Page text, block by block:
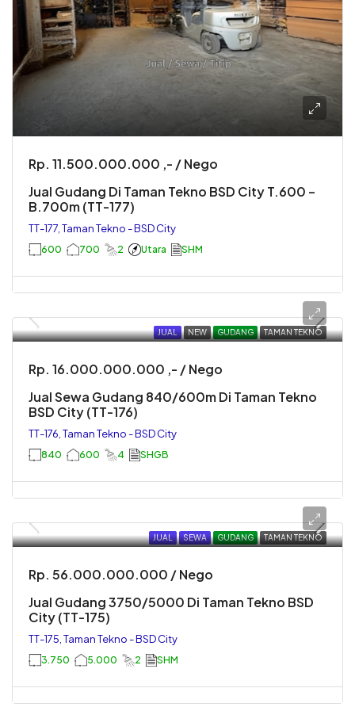
Rp. 11.500.000.000 ,- / Nego
Jual Gudang Di Taman Tekno BSD City T.600 –
B.700m (TT-177)
TT-177, Taman Tekno - BSD City
600 700 2 Utara SHM
JUAL NEW GUDANG TAMAN TEKNO
Rp. 16.000.000.000 ,- / Nego
Jual Sewa Gudang 840/600m Di Taman Tekno
BSD City (TT-176)
TT-176, Taman Tekno - BSD City
840 600 4 SHGB
JUAL SEWA GUDANG TAMAN TEKNO
Rp. 56.000.000.000 / Nego
Jual Gudang 3750/5000 Di Taman Tekno BSD
City (TT-175)
TT-175, Taman Tekno - BSD City
3.750 5.000 2 SHM